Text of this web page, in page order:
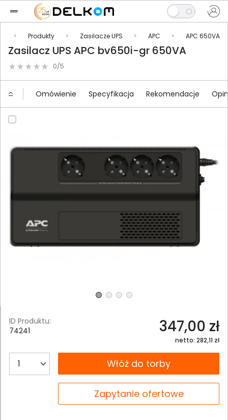
Produkty Zasilacze UPS APC APC 650VA
Zasilacz UPS APC bv650i-gr 650VA
0/5
Omówienie Specyfikacja Rekomendacje
ID Produktu:
74241
347,00 zł
netto: 282,11 zł
__B2C.PRODUCT.QUANTITYWłóż do torby
Zapytanie ofertowe